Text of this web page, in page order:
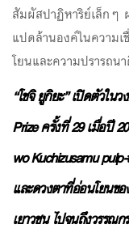
สัมผัสปาฏิหาริย์เล็กๆ
แปดล้านองค์ในความ
โยนและความปรารถ
“โชจิ ยูกิยะ” เปิดตัวใน
Prize ครั้งที่ 29 เมื่อปี
wo Kuchizusamu
และดวงตาที่อ่อนโยนข
เยาวชน ไปจนถึงวรรณ